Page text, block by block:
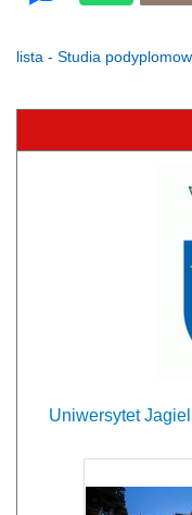
lista - Studia
Uniwersytet